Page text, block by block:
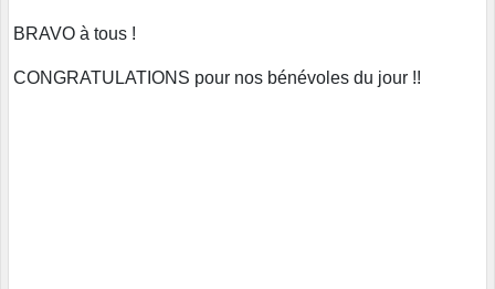
BRAVO à tous !
CONGRATULATIONS pour nos bénévoles du jour !!